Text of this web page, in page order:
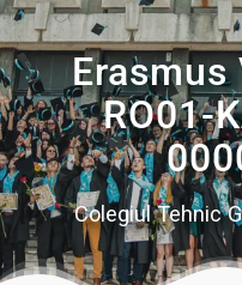
Erasmus
RO01-
Colegiul Tehnic